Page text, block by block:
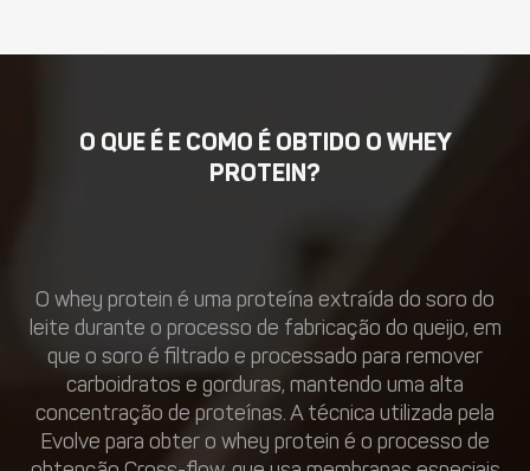
O QUE É E COMO É OBTIDO O WHEY
PROTEIN?
O whey protein é uma proteína extraída do soro do
leite durante o processo de fabricação do queijo, em
que o soro é filtrado e processado para remover
carboidratos e gorduras, mantendo uma alta
concentração de proteínas. A técnica utilizada pela
Evolve para obter o whey protein é o processo de